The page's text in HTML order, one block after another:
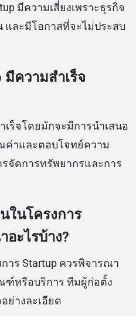
มีความเสี่ยงเพราะธุรกิจ
ละมีโอกาสที่จะไม่ประสบ
มีความสำเร็จ
เร็จโดยมักจะมีการนำเสนอ
าและตอบโจทย์ความ
จัดการทรัพยากรและการ
ในโครงการ
ะไรบ้าง?
าร Startup ควรพิจารณา
หรือบริการ ทีมผู้ก่อตั้ง
ย่างละเอียด